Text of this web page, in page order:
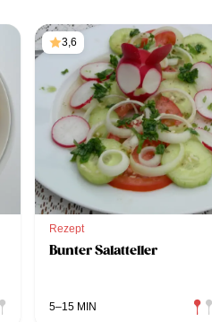
3,6
Rezept
Bunter Salatteller
5–15 MIN